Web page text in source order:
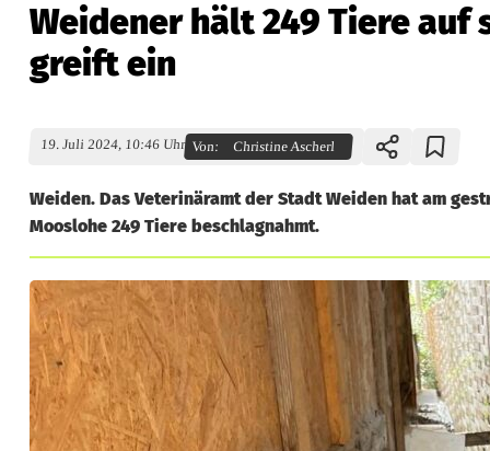
Weidener hält 249 Tiere
greift ein
19. Juli 2024, 10:46 Uhr Von: Christine Ascherl
Weiden. Das Veterinäramt der Stadt Weiden hat am
Mooslohe 249 Tiere beschlagnahmt.
W
e
i
d